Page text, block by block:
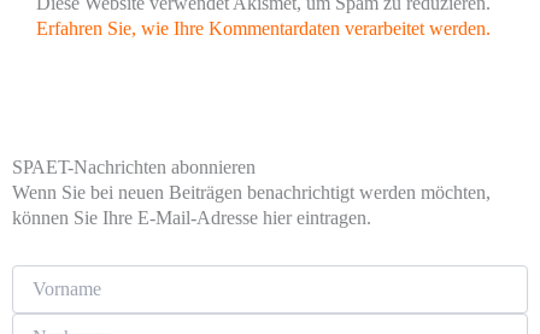
Erfahren Sie, wie Ihre Kommentardaten verarbeitet werden.
SPAET-Nachrichten abonnieren
Wenn Sie bei neuen Beiträgen benachrichtigt werden möchten,
können Sie Ihre E-Mail-Adresse hier eintragen.